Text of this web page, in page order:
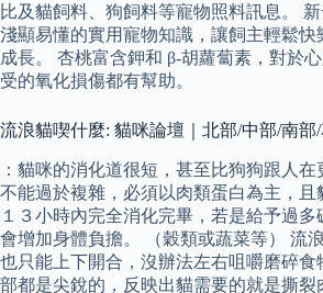
比及貓飼料、狗飼料等寵物照料訊息。
淺顯易懂的實用寵物知識，讓飼主輕鬆快
成長。 杏桃富含鉀和 β-胡蘿蔔素，對於
受的氧化損傷都有幫助。
流浪貓喫什麼: 貓咪論壇｜北部/中部/南部
：貓咪的消化道很短，甚至比狗狗跟人
不能過於複雜，必須以肉類蛋白為主，且
１３小時內完全消化完畢，若是給予過
會增加身體負擔。 （穀類或蔬菜等） 流
也只能上下開合，沒辦法左右咀嚼磨碎食
部都是尖銳的，反映出貓需要的就是撕裂